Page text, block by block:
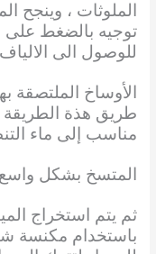
الملوثات ، وينجح
توجيه بالضغط على
للوصول الى
الأوساخ الملتصقة
طريق هذة
مناسب إلى ماء
المتسخ بشكل
ثم يتم استخراج
باستخدام مكنسة